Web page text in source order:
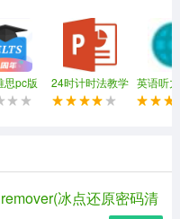
思pc版
24时计时法教学
ppt
英语听
家软件
冰点还原密码清